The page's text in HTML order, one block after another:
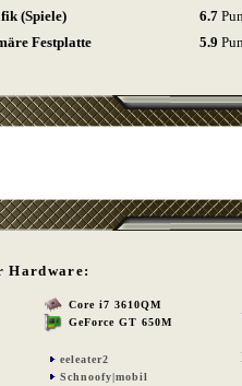
(Spiele)
6.7
Festplatte
5.9
Hardware:
Core i7 3610QM
GeForce GT 650M
eeleater2
Schnoofy|mobil